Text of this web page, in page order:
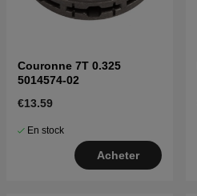
Couronne 7T 0.325
5014574-02
€13.59
En stock
Acheter